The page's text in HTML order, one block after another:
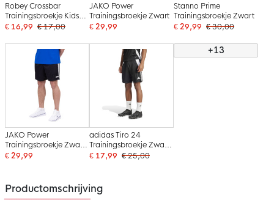
Robey Crossbar
Trainingsbroekje Kids
Zwart
€ 16,99 € 17,00
JAKO Power
Trainingsbroekje Zwart
€ 29,99
Stanno Prime
Trainingsbroekje Zwart
€ 29,99 € 30,00
JAKO Power
Trainingsbroekje Zwart
Wit
€ 29,99
adidas Tiro 24
Trainingsbroekje Zwart
Wit
€ 17,99 € 25,00
+13
Productomschrijving